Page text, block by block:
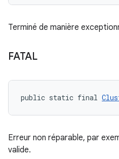
Terminé de manière
FATAL
public static final
Erreur non réparable, par
valide.